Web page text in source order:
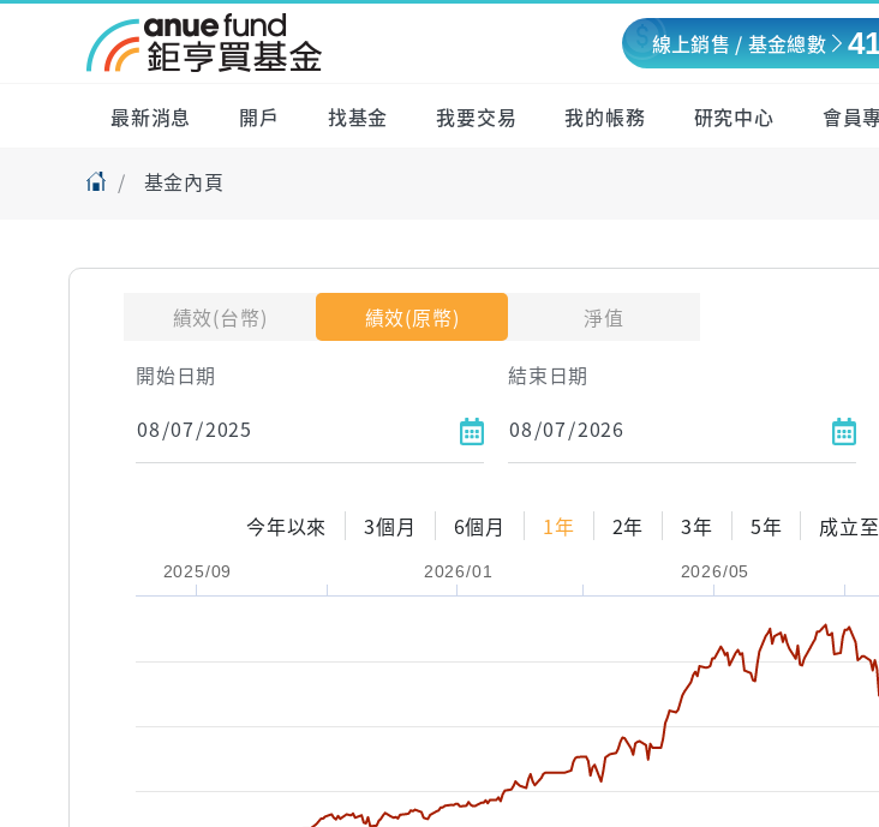
線上銷售 / 基金總數
最新消息 開戶 找基金 我要交易 我的帳務 研究中心 會員
基金內頁
績效(台幣) 績效(原幣)
淨值
開始日期
結束日期
今年以來 3個月 6個月 1年 2年 3年 5年 成立
2025/09 2026/01 2026/05